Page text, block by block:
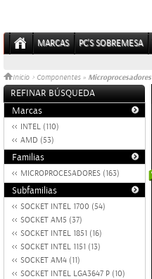
MARCAS PC'S SOBREMESA
Inicio > Componentes » Microprocesadores
REFINAR BÚSQUEDA
Marcas
INTEL (110)
AMD (53)
Familias
MICROPROCESADORES (163)
Subfamilias
SOCKET INTEL 1700 (54)
SOCKET AM5 (37)
SOCKET INTEL 1851 (16)
SOCKET INTEL 1151 (13)
SOCKET AM4 (11)
SOCKET INTEL LGA3647 P (10)